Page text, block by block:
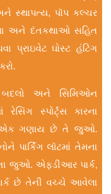
સ્થાપત્ય, પૉપ કલ્ચર
અને દંતકથાઓ સહિત
પ્રાઇવેટ ઘોસ્ટ હંટિંગ
બદલો અને સિમિઓન
સ્પોર્ટ્સ કારના
એક ગણાય છે તે જુઓ.
પાર્કિંગ લૉટમાં તેમના
જુઓ. એફડીઆર પાર્ક,
છે તેની વચ્ચે આવેલા